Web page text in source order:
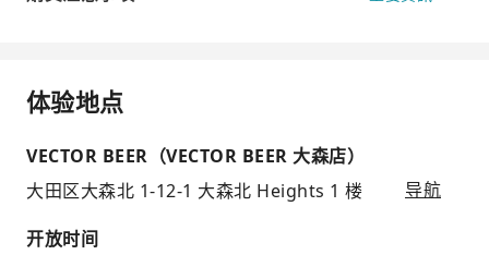
体验地点
VECTOR BEER（VECTOR BEER 大森店）
大田区大森北 1-12-1 大森北 Heights 1 楼
导航
开放时间